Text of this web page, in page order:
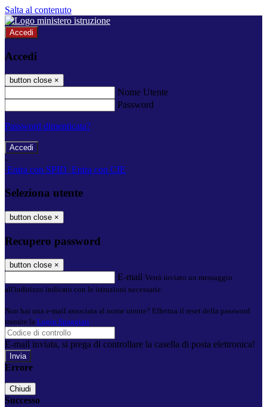
Salta al contenuto
Accedi
Accedi
button close ×
Nome Utente
Password
Password dimenticata?
-
Entra con SPID Entra con CIE
Seleziona utente
button close ×
Recupero password
button close ×
E-mail Verrà inviato un messaggio
all'indirizzo indicato con le istruzioni necessarie.
Non hai una e-mail associata al nome utente? Effettua il reset della password
tramite la Login Spaggiari
E-mail inviata, si prega di controllare la casella di posta elettronica!
Errore
Chiudi
Successo